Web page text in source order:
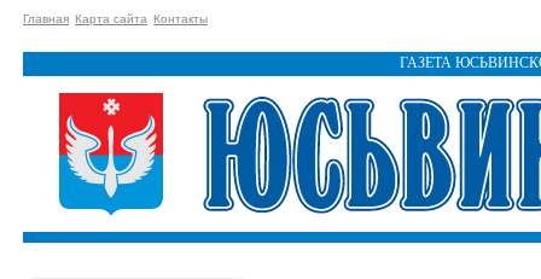
Главная Карта сайта Контакты
ГАЗЕТА